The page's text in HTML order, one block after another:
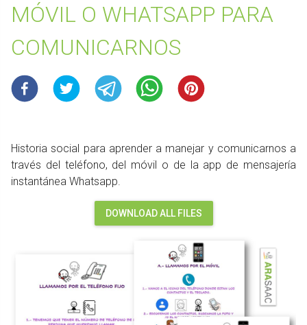
MÓVIL O WHATSAPP PARA
COMUNICARNOS
Historia social para aprender a manejar y comunicarnos a
través del teléfono, del móvil o de la app de mensajería
instantánea Whatsapp.
DOWNLOAD ALL FILES